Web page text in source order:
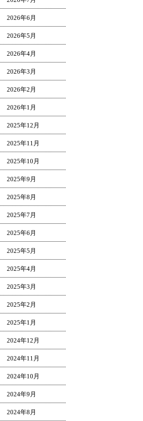
2026年6月
2026年5月
2026年4月
2026年3月
2026年2月
2026年1月
2025年12月
2025年11月
2025年10月
2025年9月
2025年8月
2025年7月
2025年6月
2025年5月
2025年4月
2025年3月
2025年2月
2025年1月
2024年12月
2024年11月
2024年10月
2024年9月
2024年8月